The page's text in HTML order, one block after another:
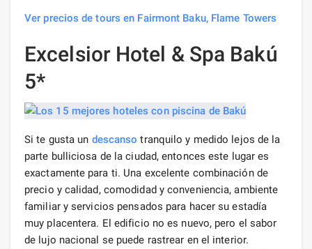
Ver precios de tours en Fairmont Baku, Flame Towers
Excelsior Hotel & Spa Bakú
5*
Si te gusta un descanso tranquilo y medido lejos de la
parte bulliciosa de la ciudad, entonces este lugar es
exactamente para ti. Una excelente combinación de
precio y calidad, comodidad y conveniencia, ambiente
familiar y servicios pensados ​​para hacer su estadía
muy placentera. El edificio no es nuevo, pero el sabor
de lujo nacional se puede rastrear en el interior.